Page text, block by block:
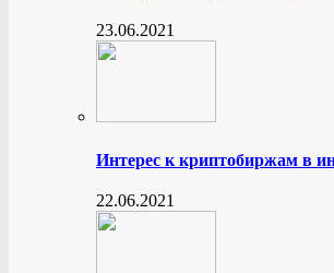
23.06.2021
Интерес к криптобиржам в
22.06.2021